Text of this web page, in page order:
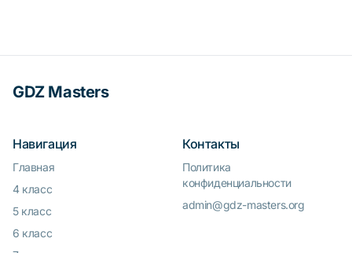
GDZ Masters
Навигация
Главная
4 класс
5 класс
6 класс
Контакты
Политика
конфиденциальности
admin@gdz-masters.org